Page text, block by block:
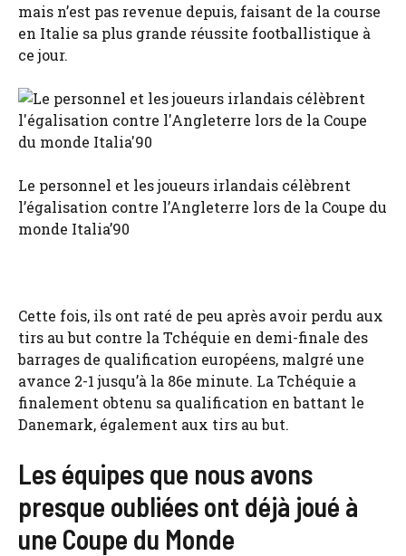
mais n’est pas revenue depuis, faisant de la course
en Italie sa plus grande réussite footballistique à
ce jour.
Le personnel et les joueurs irlandais célèbrent
l’égalisation contre l’Angleterre lors de la Coupe du
monde Italia’90
Cette fois, ils ont raté de peu après avoir perdu aux
tirs au but contre la Tchéquie en demi-finale des
barrages de qualification européens, malgré une
avance 2-1 jusqu’à la 86e minute. La Tchéquie a
finalement obtenu sa qualification en battant le
Danemark, également aux tirs au but.
Les équipes que nous avons
presque oubliées ont déjà joué à
une Coupe du Monde